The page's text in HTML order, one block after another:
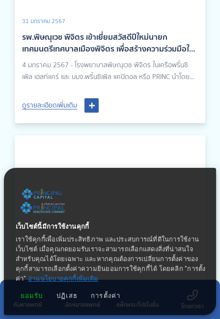
ค้นหาแพทย์ นัดหมายแพทย์ แพ็กเกจ/โปรโมชั่น โทรหาเรา
31 มกราคม 2567
รพ.พิษณุเวช พิจิตร เข้าเยี่ยมสวัสดีปีใหม่นายก
เทศมนตรีเทศบาลเมืองพิจิตร เพื่อสร้างความร่วมมือใน
การดำเนินงานกิจกรรมดูแลชาวพิจิตร 12 มกราคม
2567
4 มกราคม 2567 - โรงพยาบาลพิษณุเวช พิจิตร ในเครือพริ้นซิ
เพิล เฮลท์แคร์ และ บมจ.พริ้นซิเพิล แคปิตอล หรือ PRINC นำโดย
พิจิตร พร้อมด้วยแพทย์หญิงวิลาสินี รัตนชัยวงศ์ ผู้ช่วยผู้อำนวย
การโรงพยาบาลพิษณุเวช พิจิตร เข้าพบดร.สุรพล เตียวตระกูล
นายกเทศมนตรีเทศบาลเมืองพิจิตร และนายเเพทย์พัฒน์นัตถ์ ศรีสุ
เพื่อดูแลประชาชน ชุมชนและสังคมของจังหวัดพิจิตร
ดูรายละเอียดเพิ่มเติม
เว็บไซต์นี้มีการใช้งานคุกกี้
เราใช้คุกกี้เพื่อเพิ่มประสิทธิภาพ และประสบการณ์ที่ดีในการใช้งาน
เว็บไซต์ เมื่อคุณกดยอมรับเราจะสามารถเลือกแสดงสิ่งที่น่าสนใจ
สำหรับคุณได้โดยเฉพาะ และหากคุณต้องการเปลี่ยนการตั้งค่าของ
คุกกี้สามารถเลือกตั้งค่าความยินยอมการใช้คุกกี้ได้ โดยคลิก "การตั้ง
ค่า"อ่านนโยบายคุกกี้เพิ่มเติม
ยอมรับ ปฏิเสธ การตั้งค่า